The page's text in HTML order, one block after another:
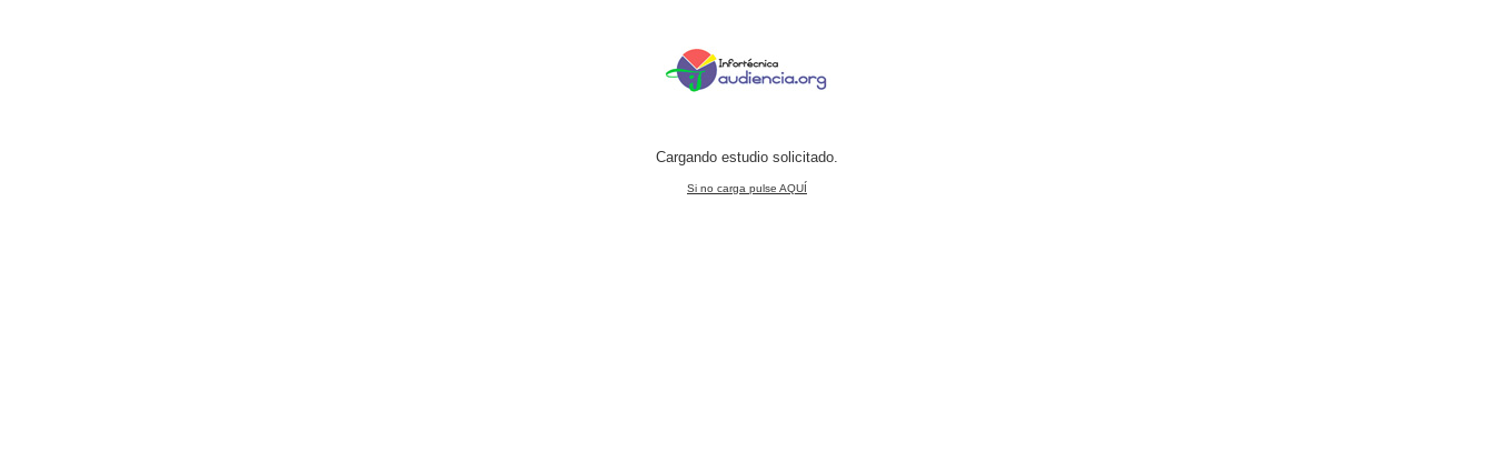
Cargando estudio solicitado.
Si no carga pulse AQUÍ